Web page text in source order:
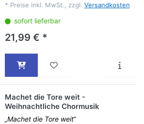
* Preise inkl. MwSt., zzgl. Versandkosten
sofort lieferbar
21,99 € *
Machet die Tore weit -
Weihnachtliche Chormusik
„Machet die Tore weit“